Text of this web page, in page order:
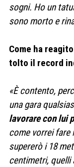
sogni. Ho un
sono morto e
Come ha
tolto il record
«È contento,
una gara
lavorare con lui
come vorrei fare
supererò i 18
centimetri, quelli